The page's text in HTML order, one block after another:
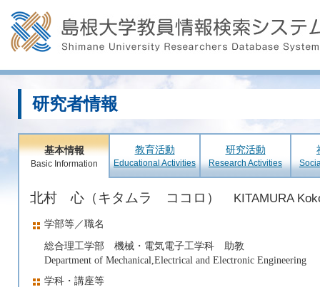
研究者情報
基本情報
Basic Information
教育活動
Educational Activities
研究活動
Research Activities
北村 心（キタムラ ココロ） KITAMURA
学部等／職名
総合理工学部 機械・電気電子工学科 助教
Department of Mechanical,Electrical and Electronic Engineering
学科・講座等